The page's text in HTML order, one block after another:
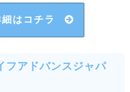
はコチラ
フアドバンスジャパ